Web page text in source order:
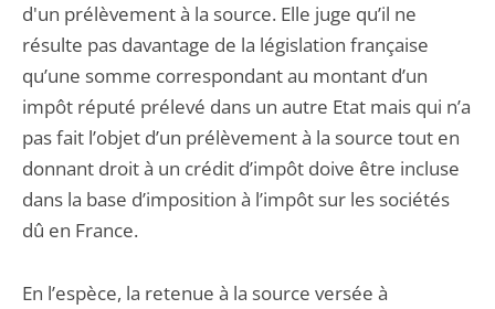
d'un prélèvement à la source. Elle juge qu’il ne
résulte pas davantage de la législation française
qu’une somme correspondant au montant d’un
impôt réputé prélevé dans un autre Etat mais qui n’a
pas fait l’objet d’un prélèvement à la source tout en
donnant droit à un crédit d’impôt doive être incluse
dans la base d’imposition à l’impôt sur les sociétés
dû en France.
En l’espèce, la retenue à la source versée à